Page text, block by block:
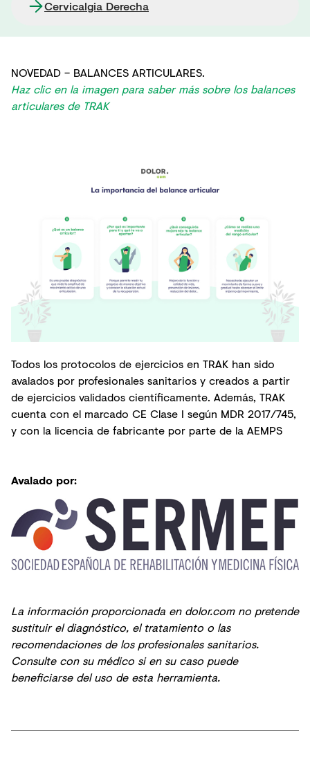
Cervicalgia Derecha
NOVEDAD – BALANCES ARTICULARES.
Haz clic en la imagen para saber más sobre los balances
articulares de TRAK
Todos los protocolos de ejercicios en TRAK han sido
avalados por profesionales sanitarios y creados a partir
de ejercicios validados científicamente. Además, TRAK
cuenta con el marcado CE Clase I según MDR 2017/745,
y con la licencia de fabricante por parte de la AEMPS
Avalado por:
La información proporcionada en dolor.com no pretende
sustituir el diagnóstico, el tratamiento o las
recomendaciones de los profesionales sanitarios.
Consulte con su médico si en su caso puede
beneficiarse del uso de esta herramienta.